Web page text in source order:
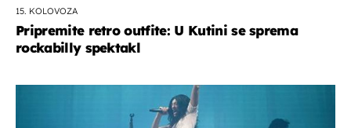
15. KOLOVOZA
Pripremite retro outfite: U Kutini se sprema
rockabilly spektakl